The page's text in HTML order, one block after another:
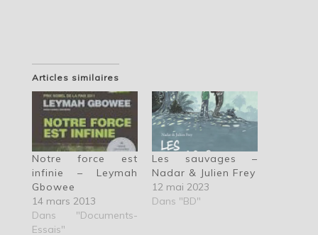
Articles similaires
Notre force est
infinie – Leymah
Gbowee
14 mars 2013
Dans "Documents-
Essais"
Les sauvages –
Nadar & Julien Frey
12 mai 2023
Dans "BD"